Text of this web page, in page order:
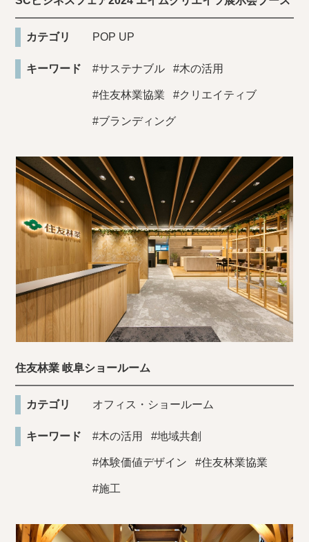
カテゴリ POP UP
キーワード #サステナブル #木の活用
#住友林業協業 #クリエイティブ
#ブランディング
住友林業 岐阜ショールーム
カテゴリ オフィス・ショールーム
キーワード #木の活用 #地域共創
#体験価値デザイン #住友林業協業
#施工